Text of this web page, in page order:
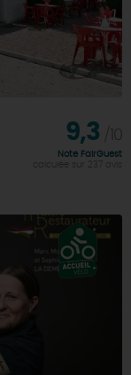
9,3
Note FairGuest
calculée sur 237 avis